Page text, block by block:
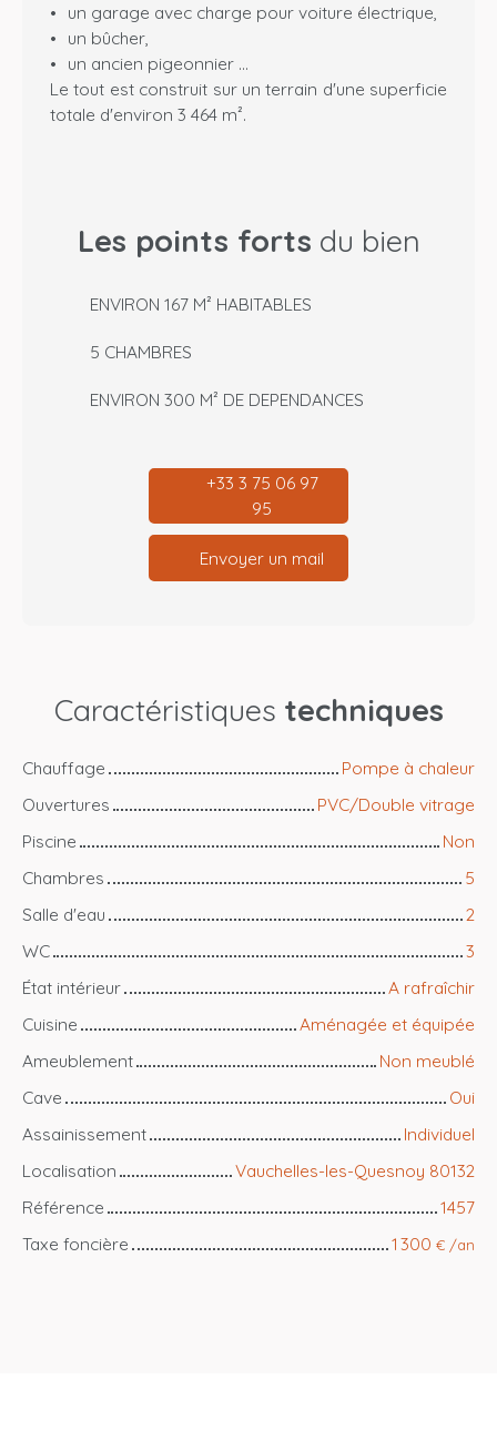
un garage avec charge pour voiture électrique,
un bûcher,
un ancien pigeonnier ...
Le tout est construit sur un terrain d'une superficie
totale d'environ 3 464 m².
Les points forts du bien
ENVIRON 167 M² HABITABLES
5 CHAMBRES
ENVIRON 300 M² DE DEPENDANCES
+33 3 75 06 97
95
Envoyer un mail
Caractéristiques techniques
Chauffage
Pompe à chaleur
Ouvertures
PVC/Double vitrage
Piscine
Non
Chambres
5
Salle d'eau
2
WC
3
État intérieur
A rafraîchir
Cuisine
Aménagée et équipée
Ameublement
Non meublé
Cave
Oui
Assainissement
Individuel
Localisation
Vauchelles-les-Quesnoy 80132
Référence
1457
Taxe foncière
1 300 € /an